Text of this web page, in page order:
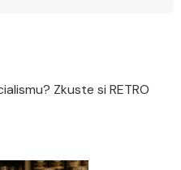
Zkuste si RETRO